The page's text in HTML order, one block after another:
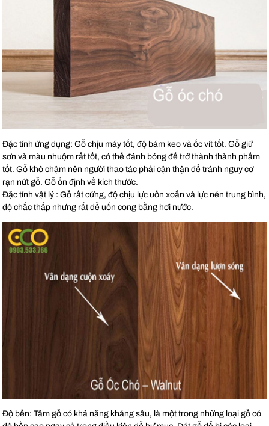
Đặc tính ứng dụng: Gỗ chịu máy tốt, độ bám keo và ốc vít tốt. Gỗ giữ
sơn và màu nhuộm rất tốt, có thể đánh bóng để trở thành thành phẩm
tốt. Gỗ khô chậm nên người thao tác phải cận thận để tránh nguy cơ
rạn nứt gỗ. Gỗ ổn định về kích thước.
Đặc tính vật lý : Gỗ rất cứng, độ chịu lực uốn xoắn và lực nén trung bình,
độ chắc thấp nhưng rất dễ uốn cong bằng hơi nước.
Độ bền: Tâm gỗ có khả năng kháng sâu, là một trong những loại gỗ có